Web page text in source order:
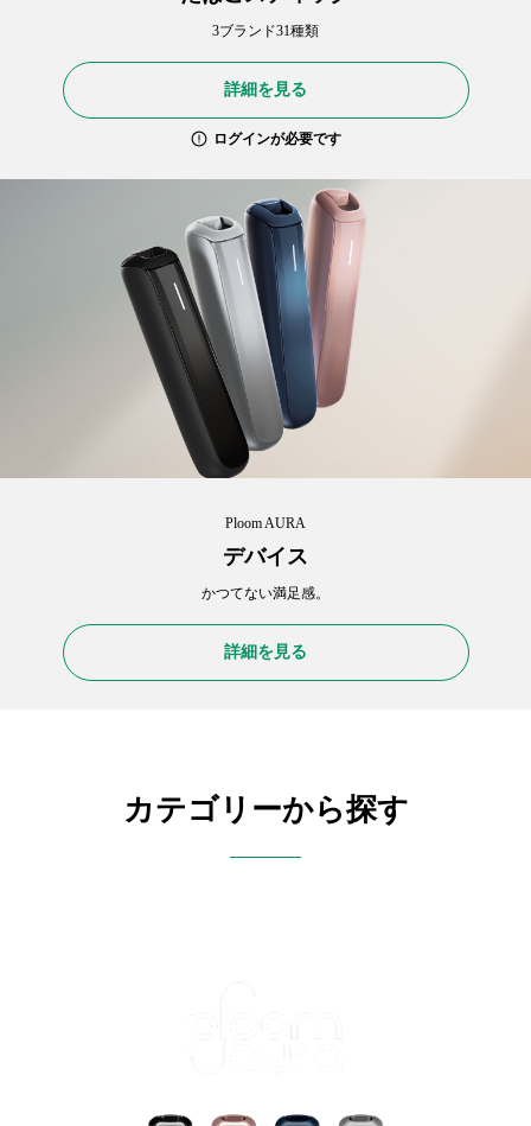
3ブランド31種類
詳細を見る
ログインが必要です
Ploom AURA
デバイス
かつてない満足感。
詳細を見る
カテゴリーから探す